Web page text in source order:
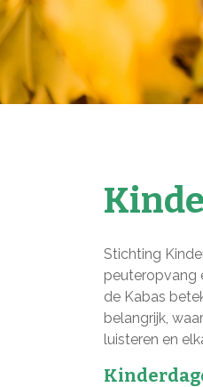
Stichting
peuteropvang
de Kabas
belangrijk,
luisteren en